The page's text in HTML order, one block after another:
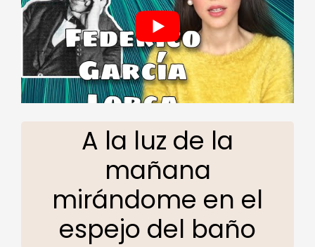
A la luz de la
mañana
mirándome en el
espejo del baño